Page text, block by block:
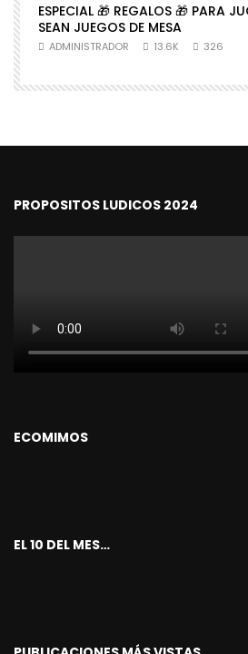
ESPECIAL 🎁 REGALOS 🎁 PARA
SEAN JUEGOS DE MESA
ADMINISTRADOR 13.6K 326
PROPOSITOS LUDICOS 2024
ECOMIMOS
EL 10 DEL MES…